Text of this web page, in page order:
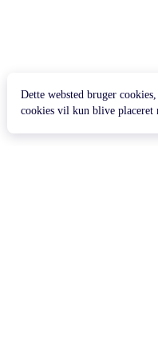
Dette websted bruger
cookies vil kun blive placeret